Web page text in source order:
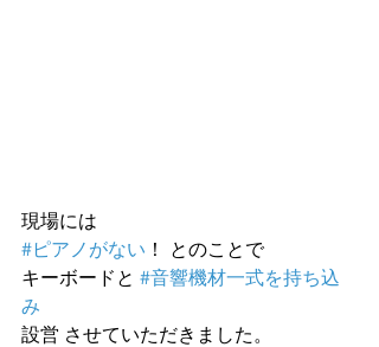
現場には
#ピアノがない ！ とのことで
キーボードと #音響機材一式を持ち込
み
設営 させていただきました。